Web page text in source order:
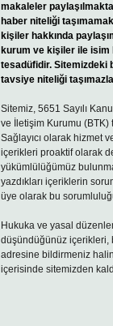
makaleler
haber niteliği
kişiler hakkında
kurum ve kişiler ile
tesadüfidir. Sitemizdeki
tavsiye niteliği
Sitemiz, 5651 Sayılı
ve İletişim Kurumu (BTK)
Sağlayıcı olarak hizmet
içerikleri proaktif olarak
yükümlülüğümüz
yazdıkları içeriklerin
üye olarak bu
Hukuka ve yasal
düşündüğünüz içerikleri,
adresine bildirmeniz
içerisinde sitemizden